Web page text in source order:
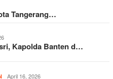
Tangerang…
Kapolda Banten d…
April 16, 2026